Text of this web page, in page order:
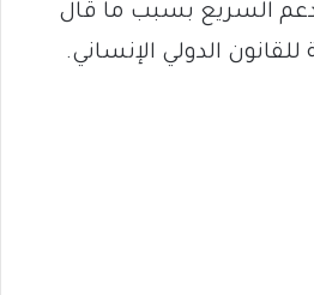
السريع بسبب ما قال
الدولي الإنساني.